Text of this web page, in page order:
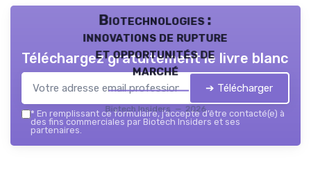
Biotechnologies :
innovations de rupture
et opportunités de
marché
Biotech Insiders — 2026
Téléchargez gratuitement le livre blanc
➔ Télécharger
* En remplissant ce formulaire, j’accepte d’être contacté(e) à
des fins commerciales par Biotech Insiders et ses
partenaires.